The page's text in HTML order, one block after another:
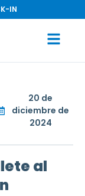
IN
20 de
diciembre de
2024
al